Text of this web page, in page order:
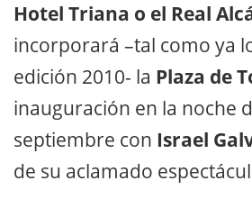
Hotel Triana o el Real
incorporará –tal como ya
edición 2010- la Plaza de
inauguración en la noche
septiembre con Israel
de su aclamado